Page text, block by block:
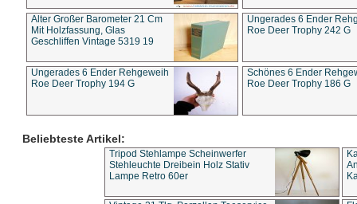
Alter Großer Barometer 21 Cm
Mit Holzfassung, Glas
Geschliffen Vintage 5319 19
Ungerades 6 Ender
Roe Deer Trophy 242 G
Ungerades 6 Ender Rehgeweih
Roe Deer Trophy 194 G
Schönes 6 Ender
Roe Deer Trophy 186 G
Beliebteste Artikel:
Tripod Stehlampe Scheinwerfer
Stehleuchte Dreibein Holz Stativ
Lampe Retro 60er